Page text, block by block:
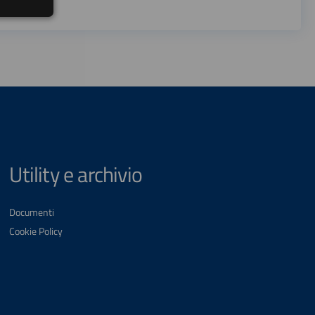
Utility e archivio
Documenti
Cookie Policy